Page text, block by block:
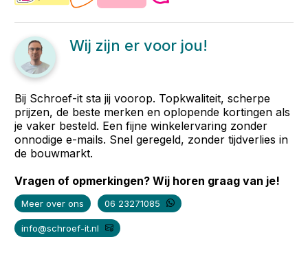
Wij zijn er voor jou!
Bij Schroef-it sta jij voorop. Topkwaliteit, scherpe
prijzen, de beste merken en oplopende kortingen als
je vaker besteld. Een fijne winkelervaring zonder
onnodige e-mails. Snel geregeld, zonder tijdverlies in
de bouwmarkt.
Vragen of opmerkingen? Wij horen graag van je!
Meer over ons 06 23271085
info@schroef-it.nl